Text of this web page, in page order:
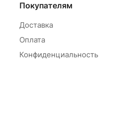
Покупателям
Доставка
Оплата
Конфиденциальность